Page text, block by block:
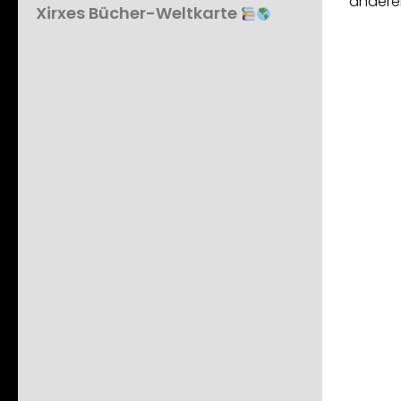
Xirxes Bücher-Weltkarte